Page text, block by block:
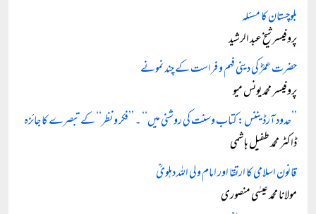
بلوچستان کا مسئلہ
پروفیسر شیخ عبد الرشید
حضرت عمرؓ کی دینی فہم و فراست کے چند نمونے
پروفیسر محمد یونس میو
’’حدود آرڈیننس: کتاب وسنت کی روشنی میں‘‘ ۔ ’’فکر و نظر‘‘ کے تبصرے کا جائزہ
ڈاکٹر محمد طفیل ہاشمی
قانون اسلامی کا ارتقا اور امام ولی اللہ دہلویؒ
مولانا محمد عیسٰی منصوری